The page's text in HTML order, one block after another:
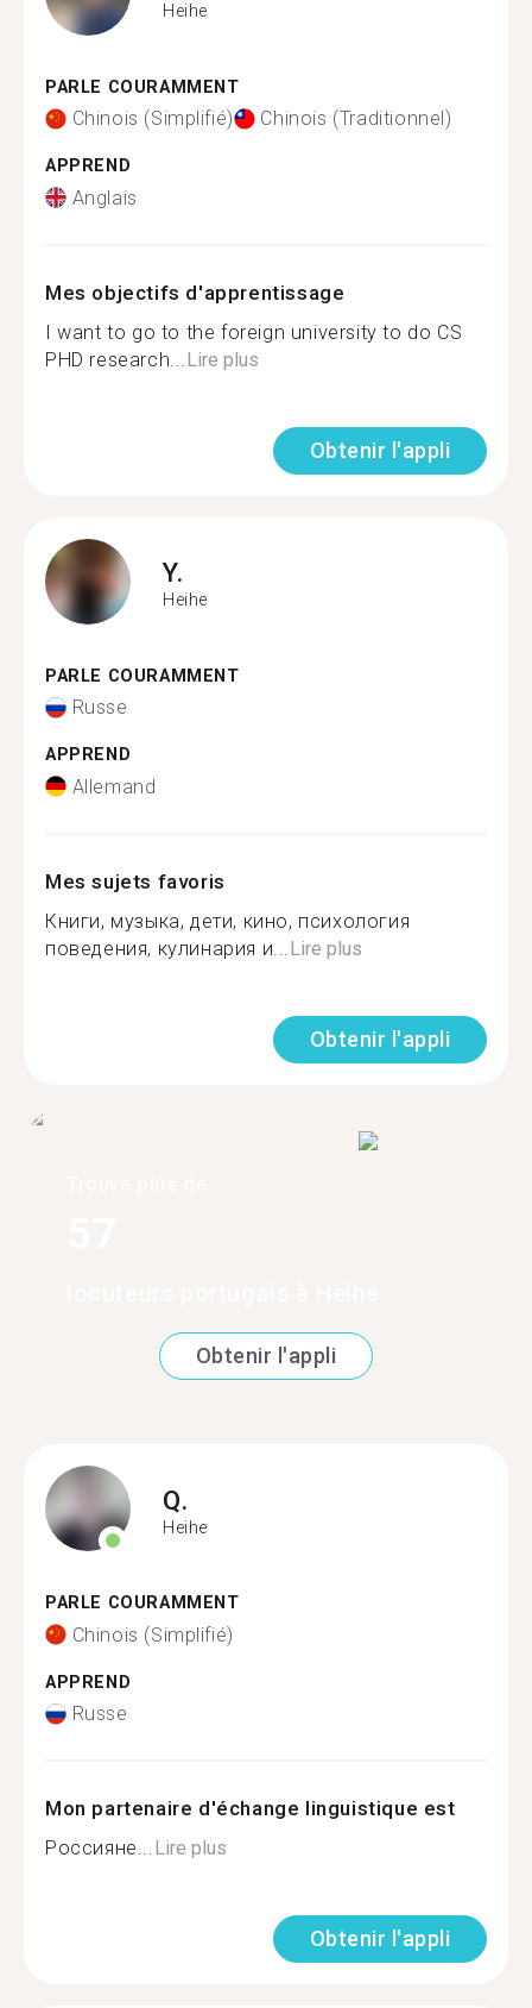
Heihe
PARLE COURAMMENT
Chinois (Simplifié) Chinois (Traditionnel)
APPREND
Anglais
Mes objectifs d'apprentissage
I want to go to the foreign university to do CS
PHD research... Lire plus
Obtenir l'appli
Y.
Heihe
PARLE COURAMMENT
Russe
APPREND
Allemand
Mes sujets favoris
Книги, музыка, дети, кино, психология
поведения, кулинария и... Lire plus
Obtenir l'appli
Obtenir l'appli
Q.
Heihe
PARLE COURAMMENT
Chinois (Simplifié)
APPREND
Russe
Mon partenaire d'échange linguistique est
Россияне...Lire plus
Obtenir l'appli